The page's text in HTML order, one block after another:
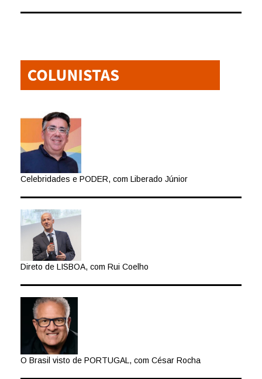
Celebridades e PODER, com Liberado Júnior
Direto de LISBOA, com Rui Coelho
O Brasil visto de PORTUGAL, com César Rocha